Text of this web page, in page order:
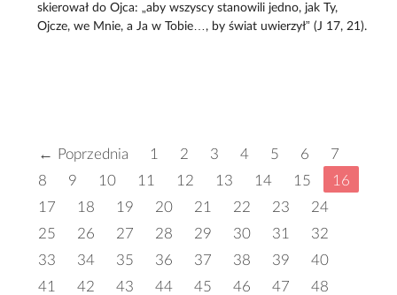
skierował do Ojca: „aby wszyscy stanowili jedno, jak Ty,
Ojcze, we Mnie, a Ja w Tobie…, by świat uwierzył” (J 17, 21).
← Poprzednia 1 2 3 4 5 6
7
8
9 10 11 12 13 14 15
16
17
18 19 20 21 22 23
24
25
26 27 28 29 30 31
32
33
34 35 36 37 38 39
40
41
42 43 44 45 46 47
48